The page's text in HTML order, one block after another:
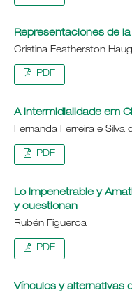
Representaciones de
Cristina Featherston
PDF
A intermidialidade em
Fernanda Ferreira e Silva
PDF
Lo impenetrable y
y cuestionan
Rubén Figueroa
PDF
Vínculos y alternativas